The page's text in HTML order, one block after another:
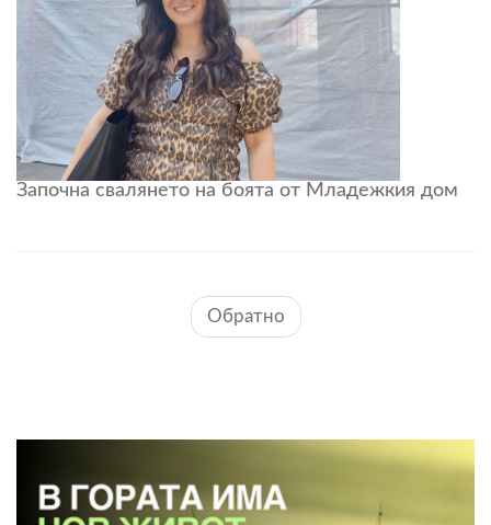
Започна свалянето на боята от Младежкия дом
Обратно